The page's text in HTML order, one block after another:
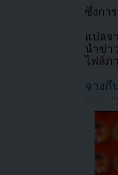
ซึ่งกา
แปลจ
นำข่า
ไฟล์ภ
จางกึ